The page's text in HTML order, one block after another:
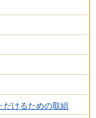
けるための取組